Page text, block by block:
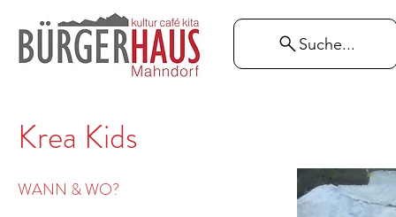
Suche...
Krea Kids
WANN & WO?